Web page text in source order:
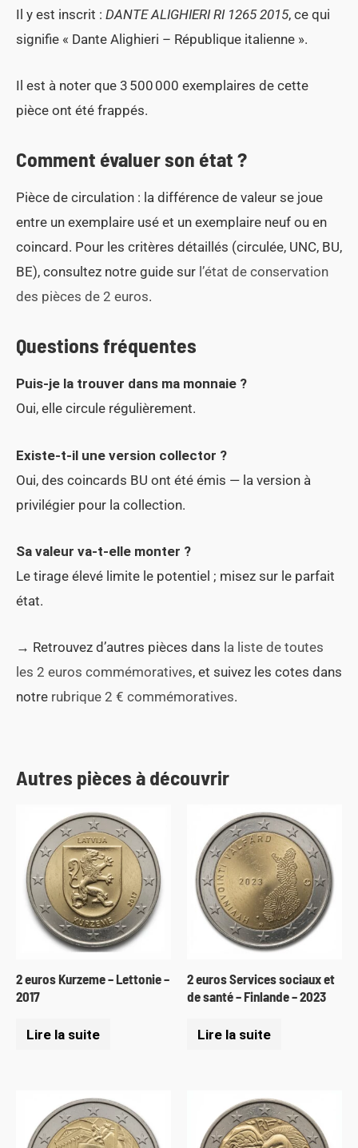
Il y est inscrit : DANTE ALIGHIERI RI 1265 2015, ce qui
signifie « Dante Alighieri – République italienne ».
Il est à noter que 3 500 000 exemplaires de cette
pièce ont été frappés.
Comment évaluer son état ?
Pièce de circulation : la différence de valeur se joue
entre un exemplaire usé et un exemplaire neuf ou en
coincard. Pour les critères détaillés (circulée, UNC, BU,
BE), consultez notre guide sur l’état de conservation
des pièces de 2 euros.
Questions fréquentes
Puis-je la trouver dans ma monnaie ?
Oui, elle circule régulièrement.
Existe-t-il une version collector ?
Oui, des coincards BU ont été émis — la version à
privilégier pour la collection.
Sa valeur va-t-elle monter ?
Le tirage élevé limite le potentiel ; misez sur le parfait
état.
→ Retrouvez d’autres pièces dans la liste de toutes
les 2 euros commémoratives, et suivez les cotes dans
notre rubrique 2 € commémoratives.
Autres pièces à découvrir
2 euros Kurzeme – Lettonie –
2017
Lire la suite
2 euros Services sociaux et
de santé – Finlande – 2023
Lire la suite